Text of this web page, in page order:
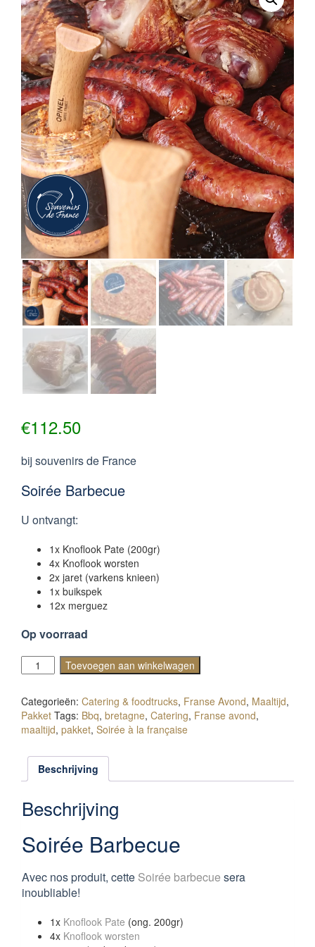
€112.50
bij souvenirs de France
Soirée Barbecue
U ontvangt:
1x Knoflook Pate (200gr)
4x Knoflook worsten
2x jaret (varkens knieen)
1x buikspek
12x merguez
Op voorraad
Soirée
Barbecue
Toevoegen aan winkelwagen
Categorieën: Catering & foodtrucks, Franse Avond, Maaltijd,
Pakket Tags: Bbq, bretagne, Catering, Franse avond,
maaltijd, pakket, Soirée à la française
Beschrijving
Beschrijving
Soirée Barbecue
Avec nos produit, cette Soirée barbecue sera
inoubliable!
1x Knoflook Pate (ong. 200gr)
4x Knoflook worsten